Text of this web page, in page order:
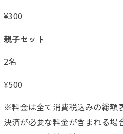
¥300
親子セット
2名
¥500
※料金は全て消費税込みの総額
決済が必要な料金が含まれる場